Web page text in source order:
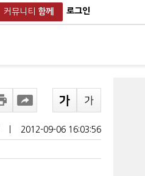
커뮤니티 함께 로그인
2012-09-06 16:03:56